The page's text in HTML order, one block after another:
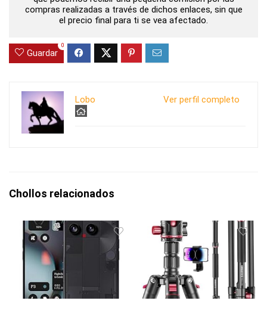
compras realizadas a través de dichos enlaces, sin que
el precio final para ti se vea afectado.
Guardar
0
Ver perfil completo
Lobo
Chollos relacionados